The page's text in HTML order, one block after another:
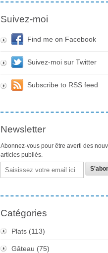
Suivez-moi
Find me on Facebook
Suivez-moi sur Twitter
Subscribe to RSS feed
Newsletter
Abonnez-vous pour être averti des
articles publiés.
Email
Catégories
Plats (113)
Gâteau (75)